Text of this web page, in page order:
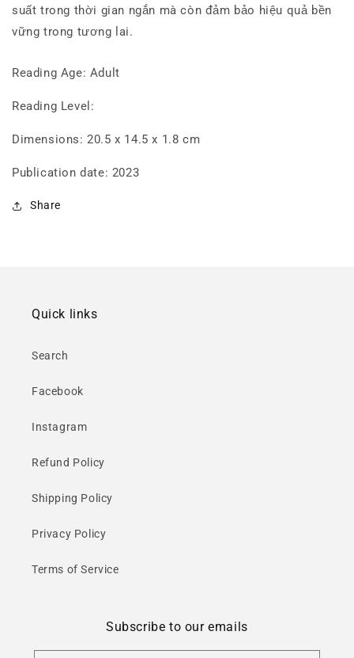
suất trong thời gian ngắn mà còn đảm bảo hiệu quả bền
vững trong tương lai.
Reading Age: Adult
Reading Level:
Dimensions: 20.5 x 14.5 x 1.8 cm
Publication date: 2023
Share
Quick links
Search
Facebook
Instagram
Refund Policy
Shipping Policy
Privacy Policy
Terms of Service
Subscribe to our emails